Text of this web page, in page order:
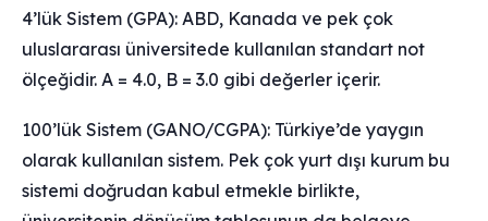
4’lük Sistem (GPA): ABD, Kanada ve pek çok
uluslararası üniversitede kullanılan standart not
ölçeğidir. A = 4.0, B = 3.0 gibi değerler içerir.
100’lük Sistem (GANO/CGPA): Türkiye’de yaygın
olarak kullanılan sistem. Pek çok yurt dışı kurum bu
sistemi doğrudan kabul etmekle birlikte,